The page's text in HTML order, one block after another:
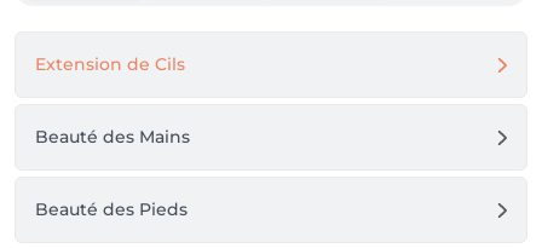
Extension de Cils
Beauté des Mains
Beauté des Pieds